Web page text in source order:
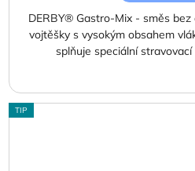
DERBY® Gastro-Mix - směs
vojtěšky s vysokým obsahem
splňuje speciální
TIP